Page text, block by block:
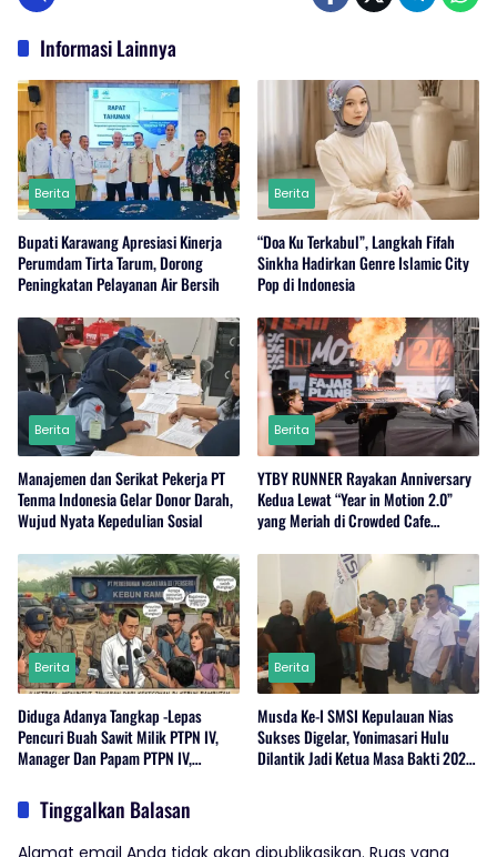
Informasi Lainnya
Berita
Bupati Karawang Apresiasi Kinerja
Perumdam Tirta Tarum, Dorong
Peningkatan Pelayanan Air Bersih
Berita
“Doa Ku Terkabul”, Langkah Fifah
Sinkha Hadirkan Genre Islamic City
Pop di Indonesia
Berita
Manajemen dan Serikat Pekerja PT
Tenma Indonesia Gelar Donor Darah,
Wujud Nyata Kepedulian Sosial
Berita
YTBY RUNNER Rayakan Anniversary
Kedua Lewat “Year in Motion 2.0”
yang Meriah di Crowded Cafe
Berita
Diduga Adanya Tangkap -Lepas
Pencuri Buah Sawit Milik PTPN IV,
Manager Dan Papam PTPN IV,
Bedagai Bungkam Saat Di Konfirmasi
Wartawan.
Berita
Musda Ke-I SMSI Kepulauan Nias
Sukses Digelar, Yonimasari Hulu
Dilantik Jadi Ketua Masa Bakti 2026-
Tinggalkan Balasan